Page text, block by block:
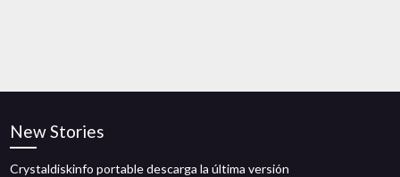
New Stories
Crystaldiskinfo portable descarga la última versión